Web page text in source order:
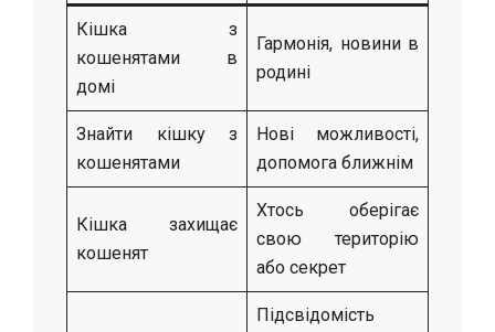
Кішка з
кошенятами в
домі
Гармонія, новини в
родині
Знайти кішку з
кошенятами
Нові можливості,
допомога ближнім
Кішка захищає
кошенят
Хтось оберігає
свою територію
або секрет
Підсвідомість